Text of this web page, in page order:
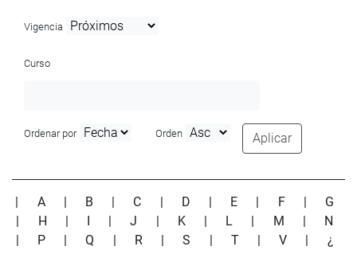
Vigencia
Curso
Ordenar por Orden Aplicar
| A | B | C | D | E | F | G
| H | I |J | K | L | M | N
| P |Q | R |S | T |V | ¿